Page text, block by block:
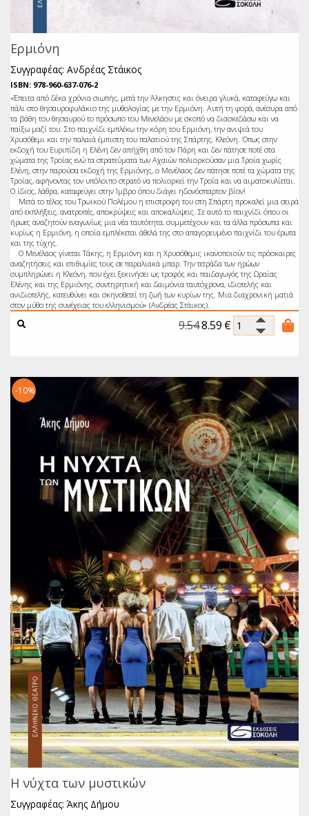
Ερμιόνη
Συγγραφέας: Ανδρέας Στάικος
ISBN: 978-960-637-076-2
«Έπειτα από δέκα χρόνια σιωπής, μετά την Άλκηστις και όνειρα γλυκά, καταφεύγω και
πάλι στο θησαυροφυλάκιο της μυθολογίας με την Ερμιόνη. Αυτή τη φορά, ανέσυρα από
τα βάθη του θησαυρού το πρόσωπο του Μενελάου με σκοπό να διασκεδάσω και να
παίξω μαζί του. Στο παιχνίδι εμπλέκω την κόρη του Ερμιόνη, την ανιψιά του
Χρυσόθεμι και την παλαιά έμπιστη του παλατιού της Σπάρτης, Κλεόνη. Όπως στην
εκδοχή του Ευριπίδη η Ελένη δεν απήχθη από τον Πάρη και δεν πάτησε ποτέ στα
χώματα της Τροίας ενώ τα στρατεύματα των Αχαιών πολιορκούσαν μια Τροία χωρίς
Ελένη, στην παρούσα εκδοχή της Ερμιόνης, ο Μενέλαος δεν πάτησε ποτέ τα χώματα της
Τροίας, αφήνοντας τον υπόλοιπο στρατό να πολιορκεί την Τροία και να αιματοκυλίεται.
Ο ίδιος, λάθρα, καταφεύγει στην Ίμβρο όπου διάγει ηδονόσπαρτον βίον!
Μετά το τέλος του Τρωικού Πολέμου η επιστροφή του στη Σπάρτη προκαλεί μια σειρά
από εκπλήξεις, ανατροπές, αποκρύψεις και αποκαλύψεις. Σε αυτό το παιχνίδι όπου οι
ήρωες αναζητούν εναγωνίως μια νέα ταυτότητα, συμμετέχουν και τα άλλα πρόσωπα και
κυρίως η Ερμιόνη, η οποία εμπλέκεται άθελά της στο απαγορευμένο παιχνίδι του έρωτα
και της τύχης.
Ο Μενέλαος γίνεται Τάκης, η Ερμιόνη και η Χρυσόθεμις ικανοποιούν τις πρόσκαιρες
αναζητήσεις και επιθυμίες τους σε παραλιακά μπαρ. Την τετράδα των ηρώων
συμπληρώνει η Κλεόνη, που έχει ξεκινήσει ως τροφός και παιδαγωγός της Ωραίας
Ελένης και της Ερμιόνης, συντηρητική και δαιμόνια ταυτόχρονα, ιδιοτελής και
ανιδιοτελής, κατευθύνει και σκηνοθετεί τη ζωή των κυρίων της. Μια διαχρονική ματιά
στον μύθο της συνέχειας του ελληνισμού» (Ανδρέας Στάικος).
9.548.59 €
Η νύχτα των μυστικών
Συγγραφέας: Άκης Δήμου
-10%